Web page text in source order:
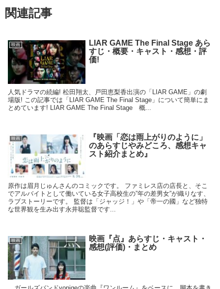
関連記事
映画
LIAR GAME The Final Stage あら
すじ・概要・キャスト・感想・評
価!
人気ドラマの続編! 松田翔太、戸田恵梨香出演の「LIAR GAME」の劇
場版! この記事では「LIAR GAME The Final Stage」について簡単にま
とめています! LIAR GAME The Final Stage 概...
映画
『映画「恋は雨上がりのように」
のあらすじやみどころ、感想キャ
スト紹介まとめ』
原作は眉月じゅんさんのコミックです。 ファミレス店の店長と、そこ
でアルバイトとして働いている女子高校生の”年の差男女”が織りなす、
ラブストーリーです。 監督は「ジャッジ！」や「帝一の國」など独特
な世界観を生み出す永井聡監督です...
映画
映画『点』あらすじ・キャスト・
感想(評価)・まとめ